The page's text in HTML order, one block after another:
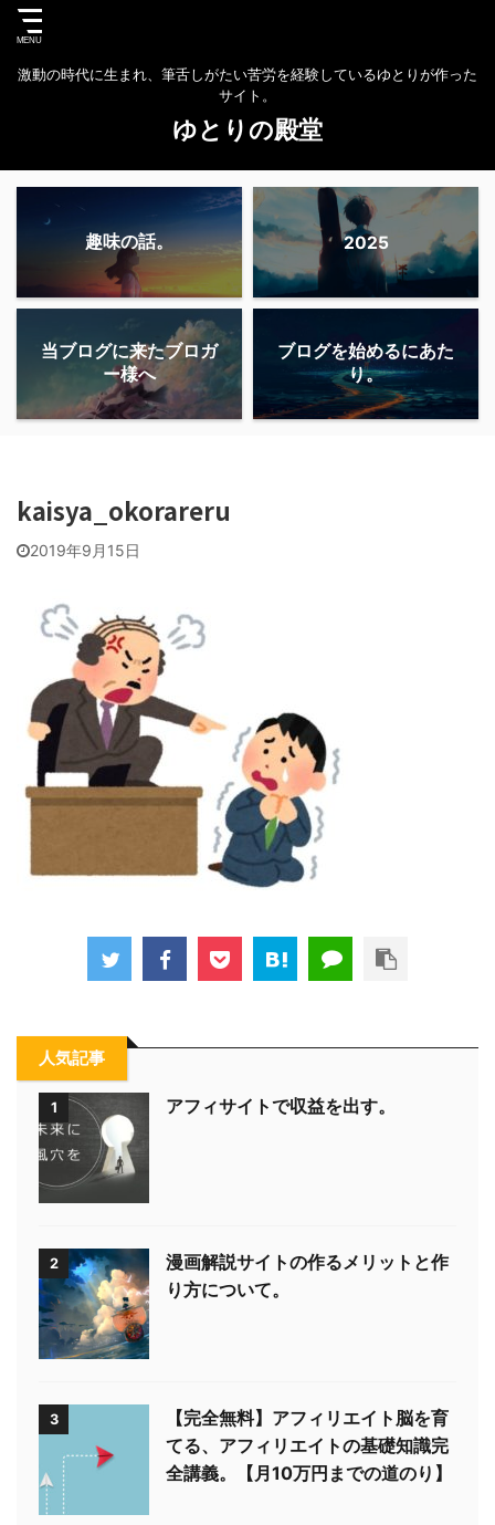
激動の時代に生まれ、筆舌しがたい苦労を経験しているゆとりが作った
サイト。
ゆとりの殿堂
趣味の話。 2025
当ブログに来たブロガ
ー様へ
ブログを始めるにあた
り。
kaisya_okorareru
2019年9月15日
人気記事
1 アフィサイトで収益を出す。
2
漫画解説サイトの作るメリットと作
り方について。
3
【完全無料】アフィリエイト脳を育
てる、アフィリエイトの基礎知識完
全講義。【月10万円までの道のり】